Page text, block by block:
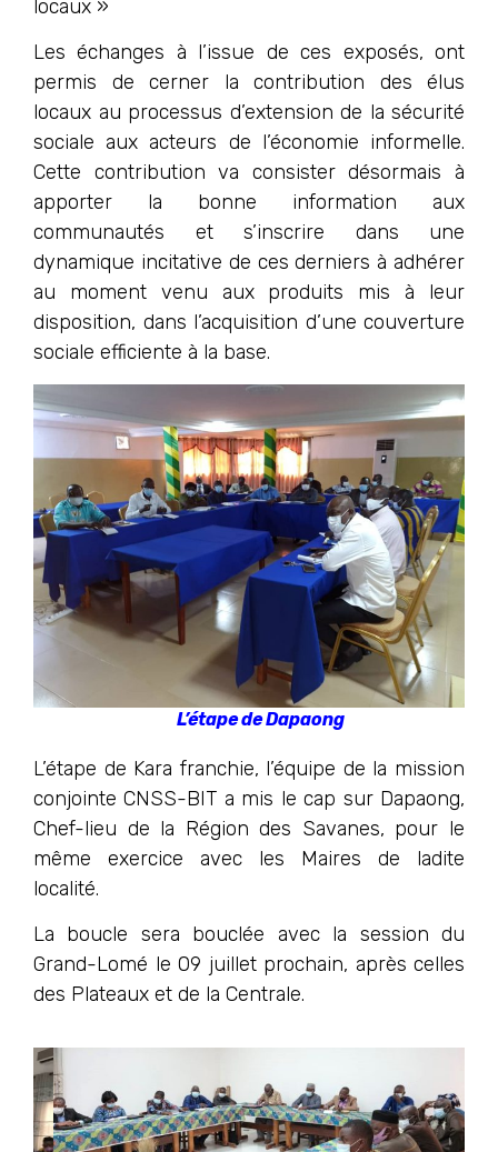
locaux »
Les échanges à l’issue de ces exposés, ont
permis de cerner la contribution des élus
locaux au processus d’extension de la sécurité
sociale aux acteurs de l’économie informelle.
Cette contribution va consister désormais à
apporter la bonne information aux
communautés et s’inscrire dans une
dynamique incitative de ces derniers à adhérer
au moment venu aux produits mis à leur
disposition, dans l’acquisition d’une couverture
sociale efficiente à la base.
L’étape de Dapaong
L’étape de Kara franchie, l’équipe de la mission
conjointe CNSS-BIT a mis le cap sur Dapaong,
Chef-lieu de la Région des Savanes, pour le
même exercice avec les Maires de ladite
localité.
La boucle sera bouclée avec la session du
Grand-Lomé le 09 juillet prochain, après celles
des Plateaux et de la Centrale.